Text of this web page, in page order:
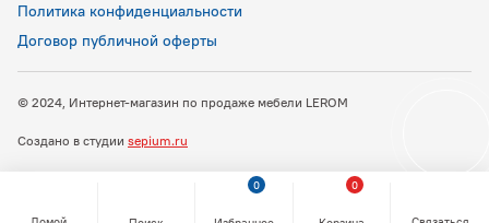
Политика конфиденциальности
Договор публичной оферты
© 2024, Интернет-магазин по продаже мебели LEROM
Создано в студии sepium.ru
0 0